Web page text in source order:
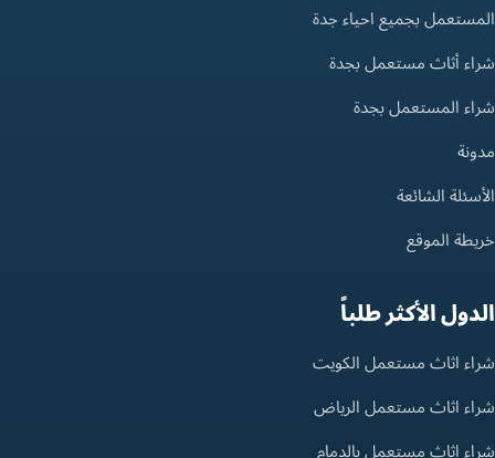
المستعمل بجميع احياء جدة
شراء أثاث مستعمل بجدة
شراء المستعمل بجدة
مدونة
الأسئلة الشائعة
خريطة الموقع
الدول الأكثر طلباً
شراء اثاث مستعمل الكويت
شراء اثاث مستعمل الرياض
شراء اثاث مستعمل بالدمام